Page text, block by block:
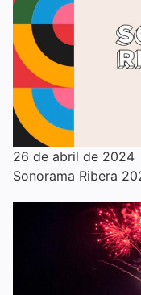
26 de abril de 2024
Sonorama Ribera